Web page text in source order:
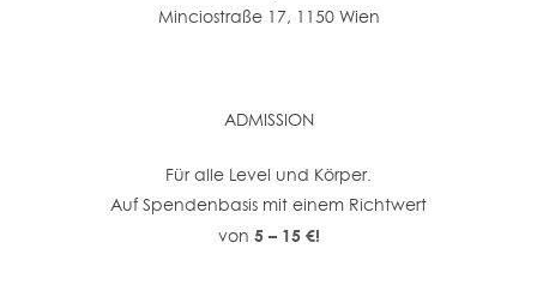
Minciostraße 17, 1150 Wien
ADMISSION
Für alle Level und Körper.
Auf Spendenbasis mit einem Richtwert
von 5 – 15 €!